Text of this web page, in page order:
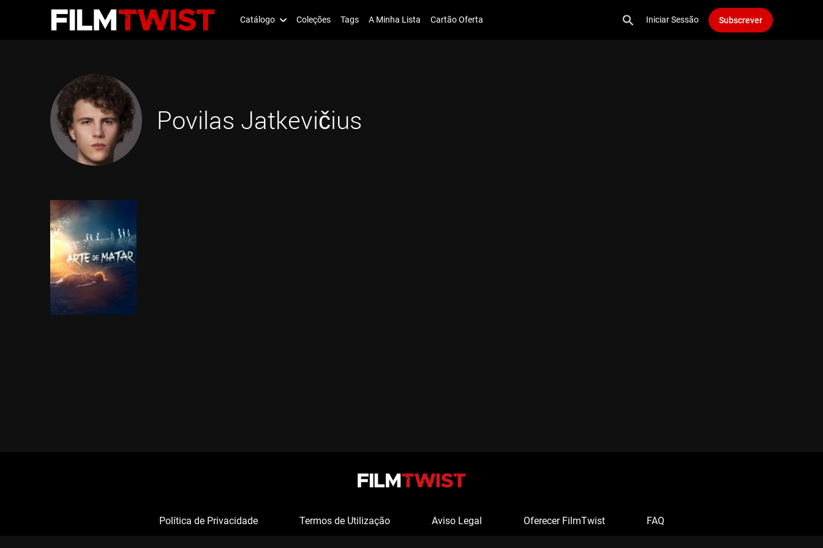
Catálogo Coleções Tags A Minha Lista Cartão Oferta Iniciar Sessão Subscrever
Povilas Jatkevičius
Política de Privacidade Termos de Utilização Aviso Legal Oferecer FilmTwist FAQ